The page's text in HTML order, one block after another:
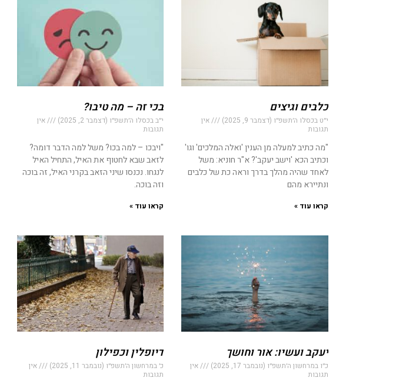
כלבים וגיצים
י״ט בכסלו ה׳תשפ״ו (דצמבר 9, 2025)
אין
תגובות
"מה כתיב למעלה מן הענין 'ואלה המלכים' וגו'
וכתיב הכא 'וישב יעקב'? א"ר חוניא: משל
לאחד שהיה מהלך בדרך וראה כת של כלבים
ונתיירא מהם
קראו עוד »
בכי זה – מה טיבו?
י״ב בכסלו ה׳תשפ״ו (דצמבר 2, 2025)
אין
תגובות
"ויבכו – למה בכו? משל למה הדבר דומה?
לזאב שבא לחטוף את האיל, התחיל האיל
לנגחו. נכנסו שיני הזאב בקרני האיל, זה בוכה
וזה בוכה.
קראו עוד »
יעקב ועשיו: אור וחושך
כ״ו במרחשון ה׳תשפ״ו (נובמבר 17, 2025)
אין
תגובות
דיופלין וכפילון
כ׳ במרחשון ה׳תשפ״ו (נובמבר 11, 2025)
אין
תגובות